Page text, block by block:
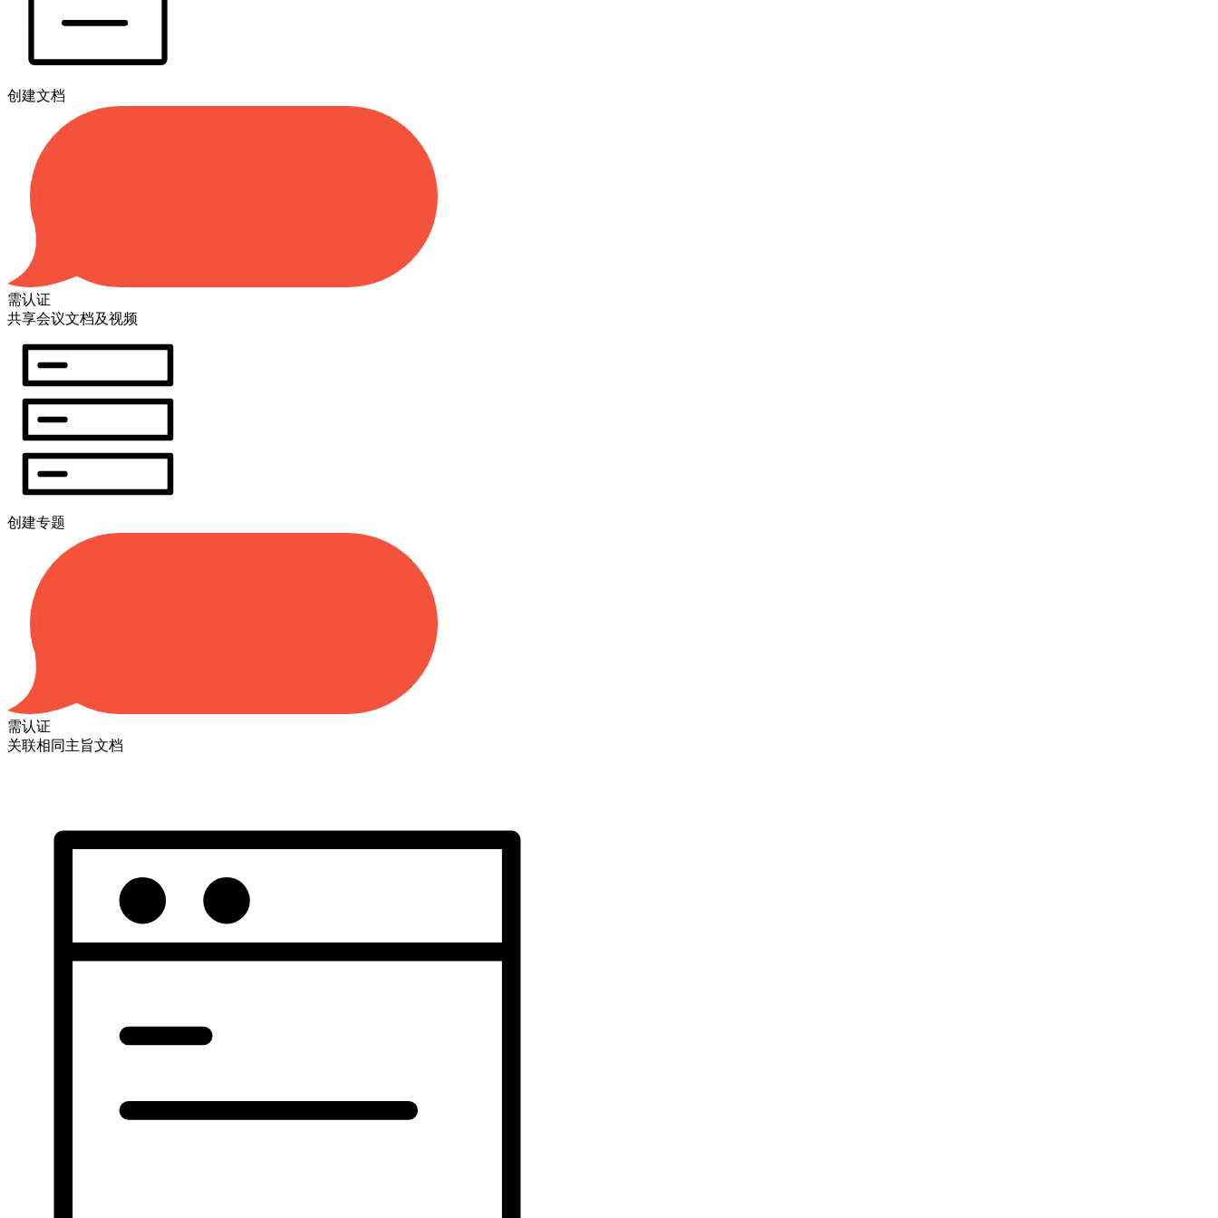
创建文档
需认证
共享会议文档及视频
创建专题
需认证
关联相同主旨文档